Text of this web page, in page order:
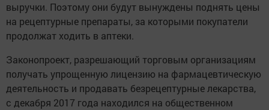
выручки. Поэтому они будут вынуждены поднять цены
на рецептурные препараты, за которыми покупатели
продолжат ходить в аптеки.
Законопроект, разрешающий торговым организациям
получать упрощенную лицензию на фармацевтическую
деятельность и продавать безрецептурные лекарства,
с декабря 2017 года находился на общественном